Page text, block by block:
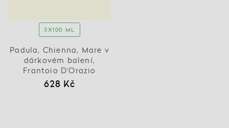
3X100 ML
Padula, Chienna, Mare v
dárkovém balení,
Frantoio D'Orazio
628 Kč